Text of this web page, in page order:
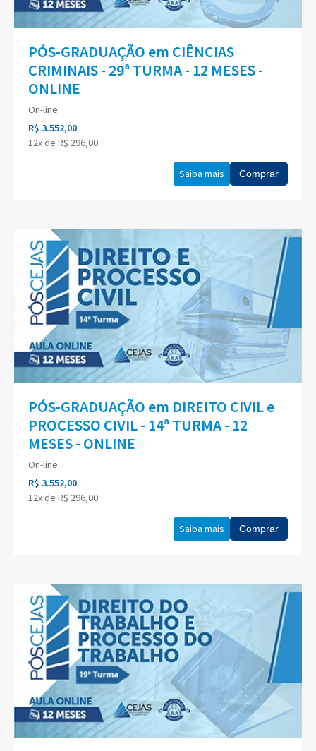
PÓS-GRADUAÇÃO em CIÊNCIAS
CRIMINAIS - 29ª TURMA - 12 MESES -
ONLINE
On-line
R$ 3.552,00
12x de R$ 296,00
Saiba mais Comprar
PÓS-GRADUAÇÃO em DIREITO CIVIL e
PROCESSO CIVIL - 14ª TURMA - 12
MESES - ONLINE
On-line
R$ 3.552,00
12x de R$ 296,00
Saiba mais Comprar